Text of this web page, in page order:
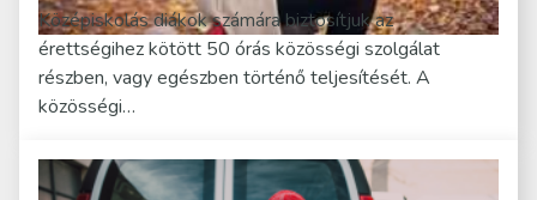
Középiskolás diákok számára biztosítjuk az
érettségihez kötött 50 órás közösségi szolgálat
részben, vagy egészben történő teljesítését. A
közösségi…